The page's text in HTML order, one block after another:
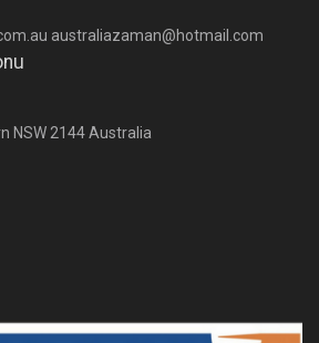
australiazaman@hotmail.com
NSW 2144 Australia